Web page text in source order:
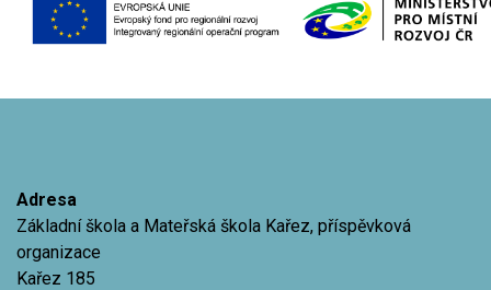
Adresa
Základní škola a Mateřská škola Kařez, příspěvková
organizace
Kařez 185